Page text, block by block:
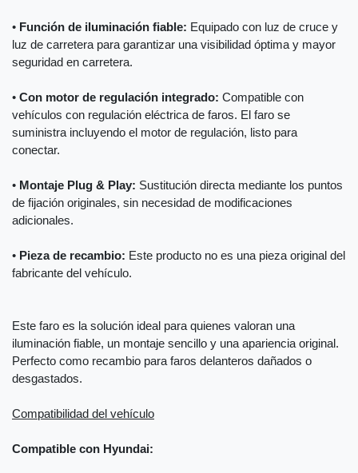
• Función de iluminación fiable: Equipado con luz de cruce y
luz de carretera para garantizar una visibilidad óptima y mayor
seguridad en carretera.
• Con motor de regulación integrado: Compatible con
vehículos con regulación eléctrica de faros. El faro se
suministra incluyendo el motor de regulación, listo para
conectar.
• Montaje Plug & Play: Sustitución directa mediante los puntos
de fijación originales, sin necesidad de modificaciones
adicionales.
• Pieza de recambio: Este producto no es una pieza original del
fabricante del vehículo.
Este faro es la solución ideal para quienes valoran una
iluminación fiable, un montaje sencillo y una apariencia original.
Perfecto como recambio para faros delanteros dañados o
desgastados.
Compatibilidad del vehículo
Compatible con Hyundai: